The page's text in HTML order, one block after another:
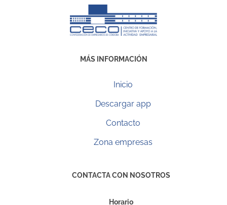
MÁS INFORMACIÓN
Inicio
Descargar app
Contacto
Zona empresas
CONTACTA CON NOSOTROS
Horario